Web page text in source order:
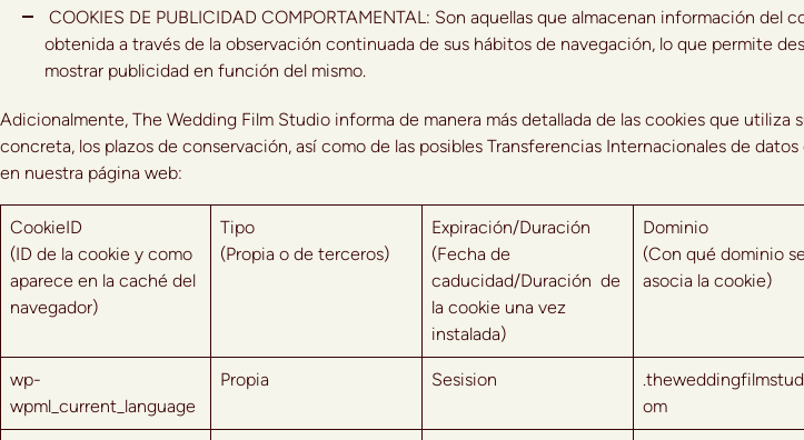
COOKIES DE PUBLICIDAD COMPORTAMENTAL: Son aquellas que almacenan información del
obtenida a través de la observación continuada de sus hábitos de navegación, lo que permite
mostrar publicidad en función del mismo.
Adicionalmente, The Wedding Film Studio informa de manera más detallada de las cookies que utiliza
concreta, los plazos de conservación, así como de las posibles Transferencias Internacionales de
en nuestra página web:
CookieID
(ID de la cookie y como
aparece en la caché del
navegador)
Tipo
(Propia o de terceros)
Expiración/Duración
(Fecha de
caducidad/Duración de
la cookie una vez
instalada)
Dominio
(Con qué dominio se
asocia la cookie)
wp-
wpml_current_language
Propia Sesision
om